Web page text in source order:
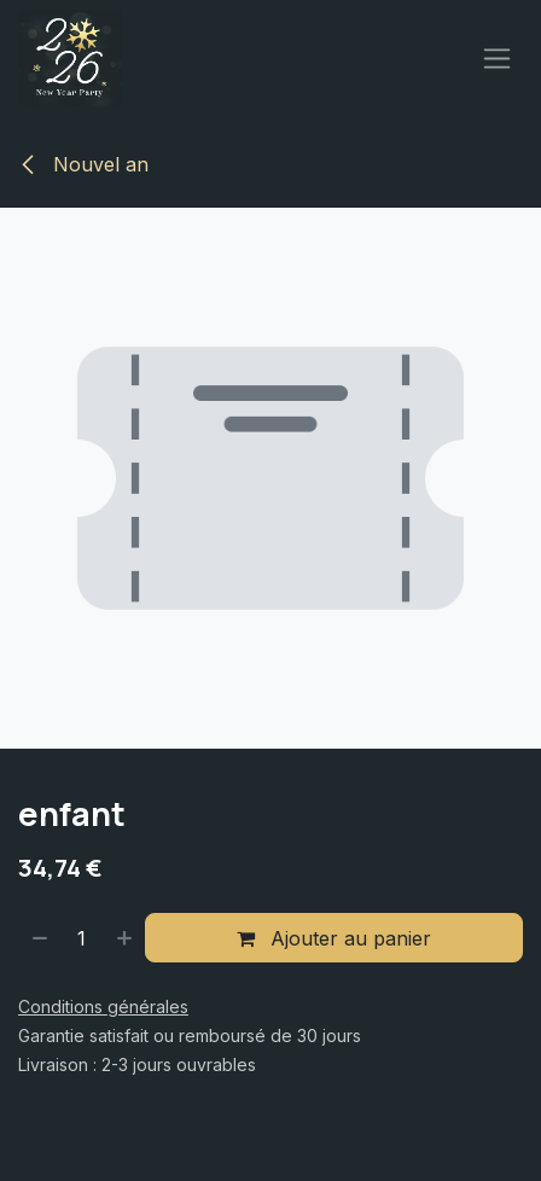
Se rendre au contenu
Nouvel an
enfant
34,74€
Ajouter au panier
Conditions générales
Garantie satisfait ou remboursé de 30 jours
Livraison : 2-3 jours ouvrables